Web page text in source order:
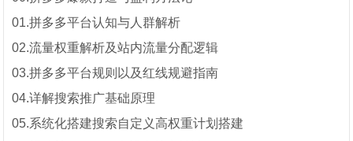
01.拼多多平台认知与人群解析
02.流量权重解析及站内流量分配逻辑
03.拼多多平台规则以及红线规避指南
04.详解搜索推广基础原理
05.系统化搭建搜索自定义高权重计划搭建